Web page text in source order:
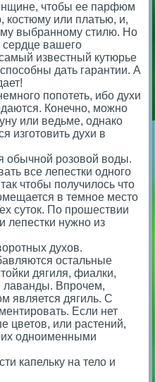
чтобы ее парфюм
костюму или платью, и,
выбранному стилю. Но
сердце вашего
известный кутюрье
дать гарантии. А
попотеть, ибо духи
Конечно, можно
или ведьме, однако
изготовить духи в
обычной розовой воды.
все лепестки одного
чтобы получилось что
в темное место
суток. По прошествии
лепестки нужно из
духов.
остальные
дягиля, фиалки,
лаванды. Впрочем,
является дягиль. С
Если нет
цветов, или растений,
их одноименными
капельку на тело и